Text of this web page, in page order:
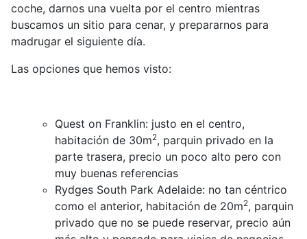
coche, darnos una vuelta por el centro mientras
buscamos un sitio para cenar, y prepararnos para
madrugar el siguiente día.
Las opciones que hemos visto:
Quest on Franklin: justo en el centro,
habitación de 30m2, parquin privado en la
parte trasera, precio un poco alto pero con
muy buenas referencias
Rydges South Park Adelaide: no tan céntrico
como el anterior, habitación de 20m2, parquin
privado que no se puede reservar, precio aún